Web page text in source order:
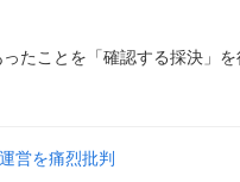
たことを「確認する採決」
営を痛烈批判